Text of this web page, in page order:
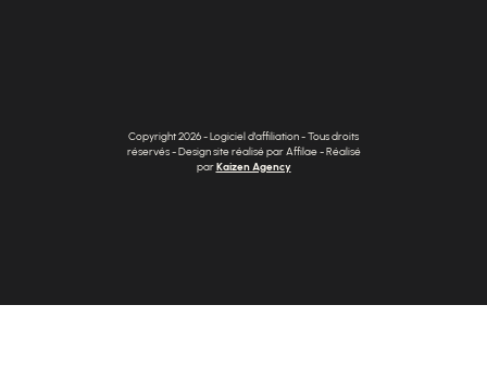
Copyright 2026 - Logiciel d'affiliation - Tous droits
réservés - Design site réalisé par Affilae - Réalisé
parKaizen Agency